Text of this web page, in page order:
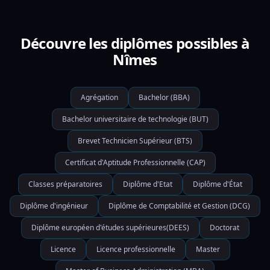
Découvre les diplômes possibles à
Nîmes
Agrégation Bachelor (BBA)
Bachelor universitaire de technologie (BUT)
Brevet Technicien Supérieur (BTS)
Certificat d'Aptitude Professionnelle (CAP)
Classes préparatoires Diplôme d'Etat Diplôme d'État
Diplôme d'ingénieur Diplôme de Comptabilité et Gestion (DCG)
Diplôme européen d'études supérieures(DEES) Doctorat
Licence Licence professionnelle Master